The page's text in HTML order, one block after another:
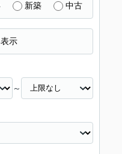
新築 中古
示
～